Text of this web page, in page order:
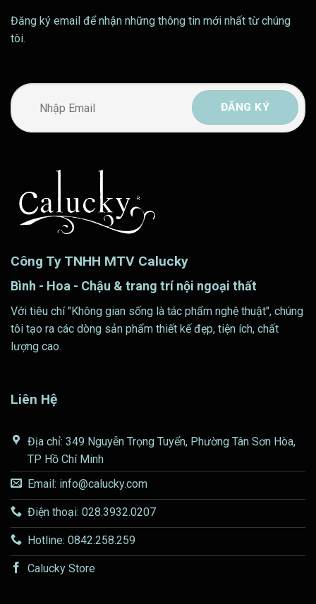
Đăng ký email để nhận những thông tin mới nhất từ chúng
tôi.
Công Ty TNHH MTV Calucky
Bình - Hoa - Chậu & trang trí nội ngoại thất
Với tiêu chí "Không gian sống là tác phẩm nghệ thuật", chúng
tôi tạo ra các dòng sản phẩm thiết kế đẹp, tiện ích, chất
lượng cao.
Liên Hệ
Địa chỉ: 349 Nguyễn Trọng Tuyển, Phường Tân Sơn Hòa,
TP Hồ Chí Minh
Email: info@calucky.com
Điện thoại: 028.3932.0207
Hotline: 0842.258.259
Calucky Store